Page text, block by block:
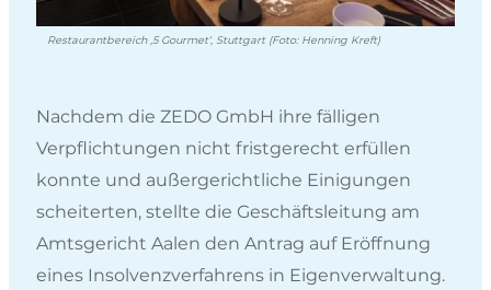
Restaurantbereich ‚5 Gourmet‘, Stuttgart (Foto: Henning Kreft)
Nachdem die ZEDO GmbH ihre fälligen
Verpflichtungen nicht fristgerecht erfüllen
konnte und außergerichtliche Einigungen
scheiterten, stellte die Geschäftsleitung am
Amtsgericht Aalen den Antrag auf Eröffnung
eines Insolvenzverfahrens in Eigenverwaltung.